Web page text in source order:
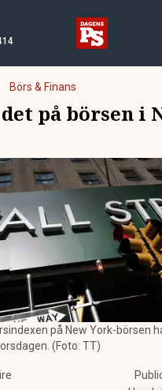
Börs & Finans
på börsen i
på New York-börsen
(Foto: TT)